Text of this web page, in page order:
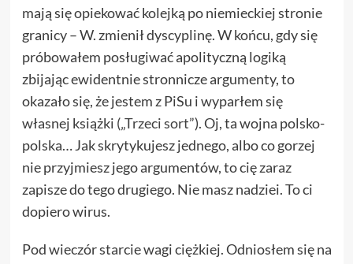
mają się opiekować kolejką po niemieckiej stronie
granicy – W. zmienił dyscyplinę. W końcu, gdy się
próbowałem posługiwać apolityczną logiką
zbijając ewidentnie stronnicze argumenty, to
okazało się, że jestem z PiSu i wyparłem się
własnej książki („Trzeci sort”). Oj, ta wojna polsko-
polska… Jak skrytykujesz jednego, albo co gorzej
nie przyjmiesz jego argumentów, to cię zaraz
zapisze do tego drugiego. Nie masz nadziei. To ci
dopiero wirus.
Pod wieczór starcie wagi ciężkiej. Odniosłem się na